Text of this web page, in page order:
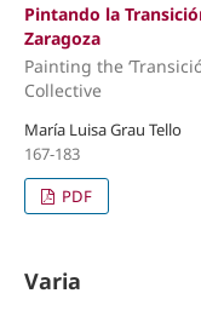
Pintando la
Zaragoza
Painting the
Collective
María Luisa Grau Tello
167-183
PDF
Varia